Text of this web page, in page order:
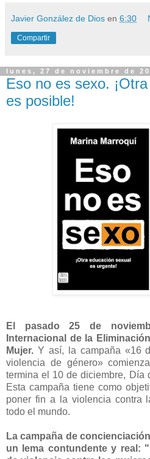
Javier González de Dios en 6:30
Compartir
lunes, 27 de noviembre de
Eso no es sexo.
es posible!
El pasado 25 de
Internacional de la
Mujer. Y así, la campaña «16
violencia de género»
termina el 10 de diciembre, Día
Esta campaña tiene como
poner fin a la violencia contra
todo el mundo.
La campaña de
un lema contundente y real: